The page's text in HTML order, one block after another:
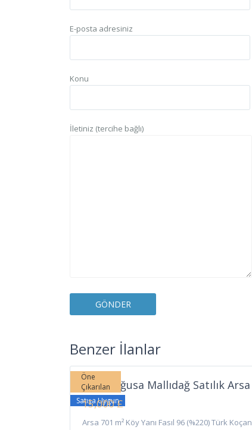
E-posta adresiniz
Konu
İletiniz (tercihe bağlı)
Benzer İlanlar
Mallıdağ,
Gazimağusa
Öne
Çıkarılan
Satışa Uygun
Gazimağusa Mallıdağ Satılık Arsa
15,000 £
Arsa 701 m² Köy Yanı Fasıl 96 (%220) Türk Koçan